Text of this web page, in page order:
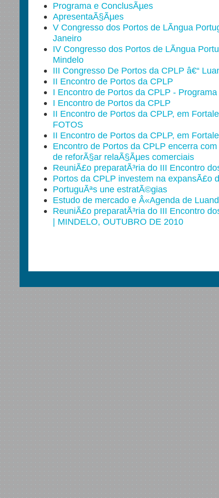
Programa e ConclusÃµes
ApresentaÃ§Ãµes
V Congresso dos Portos de LÃ­ngua
Janeiro
IV Congresso dos Portos de LÃ­ngua
Mindelo
III Congresso De Portos da CPLP â€“
II Encontro de Portos da CPLP
I Encontro de Portos da CPLP - Programa
I Encontro de Portos da CPLP
II Encontro de Portos da CPLP, em
FOTOS
II Encontro de Portos da CPLP, em
Encontro de Portos da CPLP encerra
de reforÃ§ar relaÃ§Ãµes comerciais
ReuniÃ£o preparatÃ³ria do III Encontro
Portos da CPLP investem na expansÃ£o
PortuguÃªs une estratÃ©gias
Estudo de mercado e Â«Agenda de
ReuniÃ£o preparatÃ³ria do III Encontro
| MINDELO, OUTUBRO DE 2010